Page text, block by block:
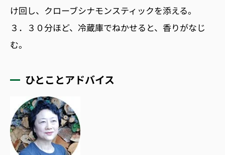
け回し、クローブシナモンスティックを添える。
３．３０分ほど、冷蔵庫でねかせると、香りがなじ
む。
ひとことアドバイス